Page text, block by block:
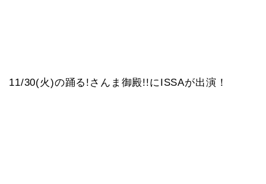
11/30(火)の踊る!さんま御殿!!にISSAが出演！